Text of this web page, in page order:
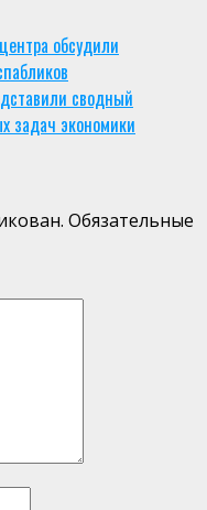
обсудили
сводный
задач экономики
Обязательные